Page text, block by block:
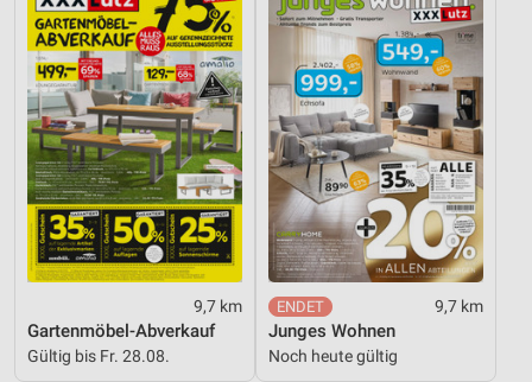
9,7 km
Gartenmöbel-Abverkauf
Gültig bis Fr. 28.08.
9,7 km
Junges Wohnen
Noch heute gültig